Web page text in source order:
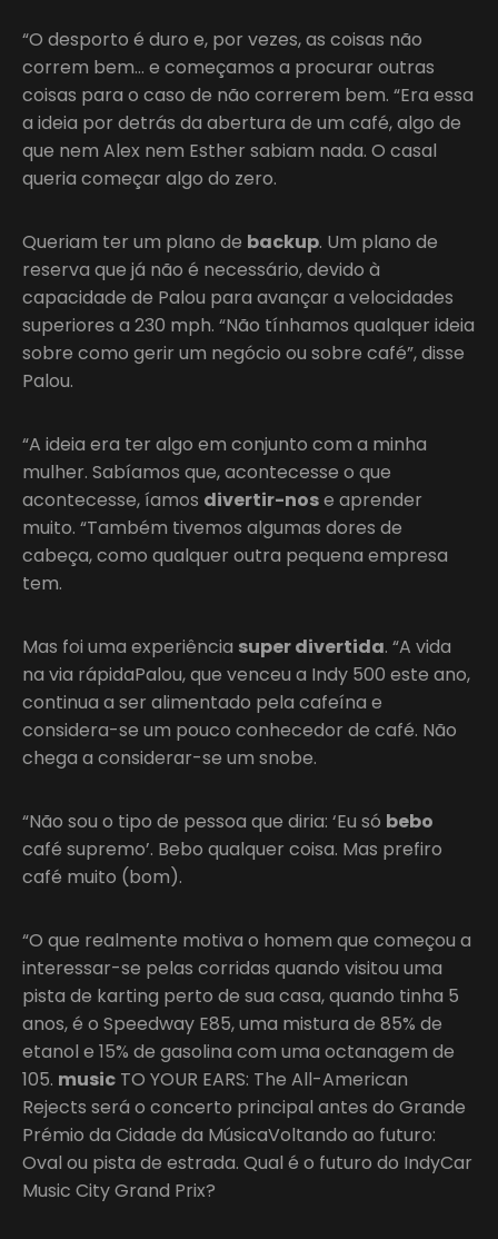
“O desporto é duro e, por vezes, as coisas não
correm bem… e começamos a procurar outras
coisas para o caso de não correrem bem. “Era essa
a ideia por detrás da abertura de um café, algo de
que nem Alex nem Esther sabiam nada. O casal
queria começar algo do zero.
Queriam ter um plano de backup. Um plano de
reserva que já não é necessário, devido à
capacidade de Palou para avançar a velocidades
superiores a 230 mph. “Não tínhamos qualquer ideia
sobre como gerir um negócio ou sobre café”, disse
Palou.
“A ideia era ter algo em conjunto com a minha
mulher. Sabíamos que, acontecesse o que
acontecesse, íamos divertir-nose aprender
muito. “Também tivemos algumas dores de
cabeça, como qualquer outra pequena empresa
tem.
Mas foi uma experiência super divertida. “A vida
na via rápidaPalou, que venceu a Indy 500 este ano,
continua a ser alimentado pela cafeína e
considera-se um pouco conhecedor de café. Não
chega a considerar-se um snobe.
“Não sou o tipo de pessoa que diria: ‘Eu só bebo
café supremo’. Bebo qualquer coisa. Mas prefiro
café muito (bom).
“O que realmente motiva o homem que começou a
interessar-se pelas corridas quando visitou uma
pista de karting perto de sua casa, quando tinha 5
anos, é o Speedway E85, uma mistura de 85% de
etanol e 15% de gasolina com uma octanagem de
105. music TO YOUR EARS: The All-American
Rejects será o concerto principal antes do Grande
Prémio da Cidade da MúsicaVoltando ao futuro:
Oval ou pista de estrada. Qual é o futuro do IndyCar
Music City Grand Prix?